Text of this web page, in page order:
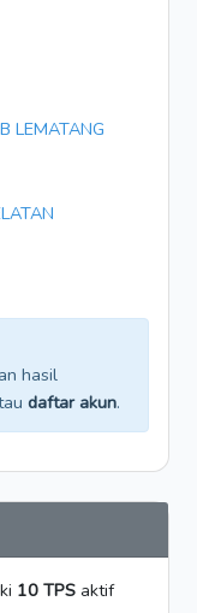
LEMATANG
hasil
daftar akun.
10 TPS aktif